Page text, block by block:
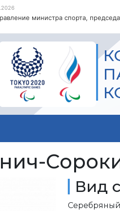
министра спорта,
Вид